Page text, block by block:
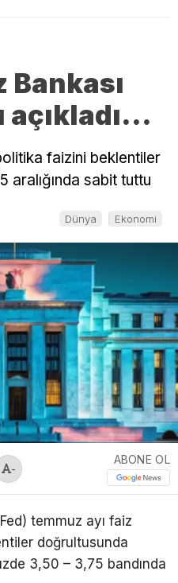
Bankası
açıkladı…
faizini beklentiler
aralığında sabit tuttu
Dünya Ekonomi
-
ABONE OL
temmuz ayı faiz
doğrultusunda
3,50 – 3,75 bandında